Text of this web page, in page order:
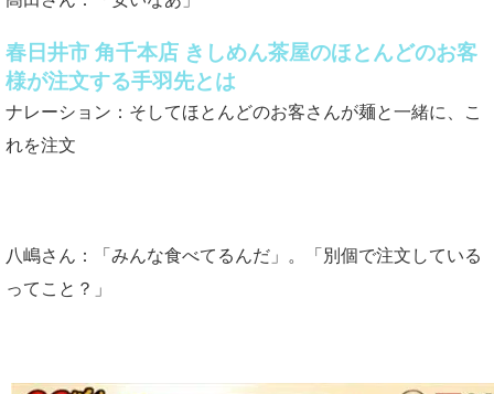
春日井市 角千本店 きしめん茶屋のほとんどのお客
様が注文する手羽先とは
ナレーション：そしてほとんどのお客さんが麺と一緒に、こ
れを注文
八嶋さん：「みんな食べてるんだ」。「別個で注文している
ってこと？」